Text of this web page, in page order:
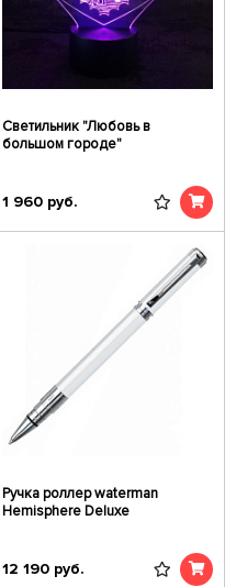
Светильник "Любовь в
большом городе"
1 960 руб.
Ручка роллер waterman
Hemisphere Deluxe
12 190 руб.